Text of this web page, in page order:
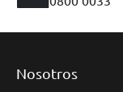
Nosotros